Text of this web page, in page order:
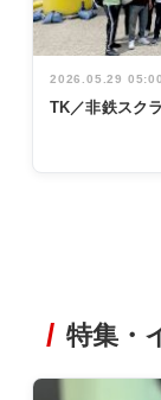
2026.05.29 05:00
TK／非鉄スク
特集・